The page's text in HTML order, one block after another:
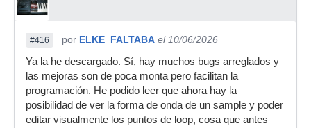
#416 por ELKE_FALTABA el 10/06/2026
Ya la he descargado. Sí, hay muchos bugs arreglados y
las mejoras son de poca monta pero facilitan la
programación. He podido leer que ahora hay la
posibilidad de ver la forma de onda de un sample y poder
editar visualmente los puntos de loop, cosa que antes